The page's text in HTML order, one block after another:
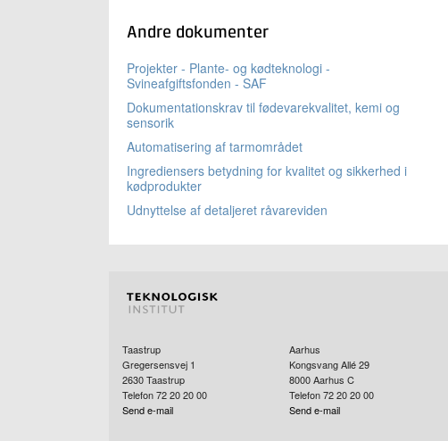
Andre dokumenter
Projekter - Plante- og kødteknologi -
Svineafgiftsfonden - SAF
Dokumentationskrav til fødevarekvalitet, kemi og
sensorik
Automatisering af tarmområdet
Ingrediensers betydning for kvalitet og sikkerhed i
kødprodukter
Udnyttelse af detaljeret råvareviden
Taastrup
Gregersensvej 1
2630Taastrup
Telefon 72 20 20 00
Send e-mail
Aarhus
Kongsvang Allé 29
8000 Aarhus C
Telefon 72 20 20 00
Send e-mail